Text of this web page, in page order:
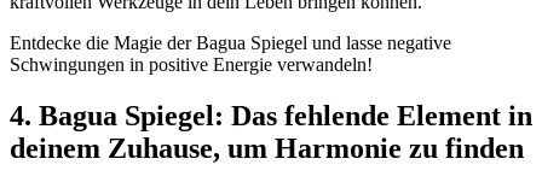
Entdecke die Magie ‍der Bagua Spiegel und lasse negative
Schwingungen​ in positive‍ Energie ‍verwandeln!
4. Bagua Spiegel: Das fehlende Element in
deinem ​Zuhause, ⁤um⁣ Harmonie zu finden